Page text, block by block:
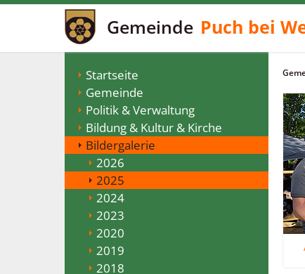
Gemeinde Puch bei
Startseite
Gemeinde
Politik & Verwaltung
Bildung & Kultur & Kirche
Bildergalerie
2026
2025
2024
2023
2020
2019
2018